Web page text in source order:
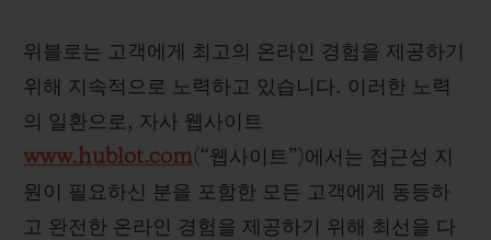
위블로는 고객에게 최고의 온라인 경험을 제공하기
위해 지속적으로 노력하고 있습니다. 이러한 노력
의 일환으로, 자사 웹사이트
www.hublot.com(“웹사이트”)에서는 접근성 지
원이 필요하신 분을 포함한 모든 고객에게 동등하
고 완전한 온라인 경험을 제공하기 위해 최선을 다